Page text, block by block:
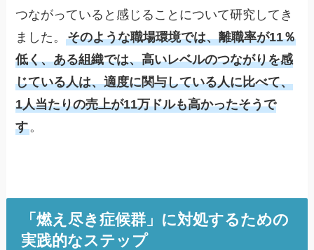
つながっていると感じることについて研究してき
ました。そのような職場環境では、離職率が11％
低く、ある組織では、高いレベルのつながりを感
じている人は、適度に関与している人に比べて、
1人当たりの売上が11万ドルも高かったそうで
す。
「燃え尽き症候群」に対処するための
実践的なステップ